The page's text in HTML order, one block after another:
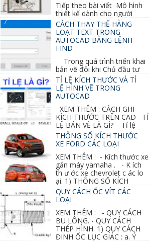
Tiếp theo bài viết Mô hình
thiết kế dành cho người
khuyết tật ở phần 1 chúng ta cùng tìm hiểu
thêm các vấn đề và...
CÁCH THAY THẾ HÀNG
LOẠT TEXT TRONG
AUTOCAD BẰNG LỆNH
FIND
Trong quá trình triển khai
bản vẽ đôi khi Chủ đầu tư
thay đổi thiết kế hoặc do bản vẽ mình ghi chú
sai mục nào đó...
TỈ LỆ KÍCH THƯỚC VÀ TỈ
LỆ HÌNH VẼ TRONG
AUTOCAD
XEM THÊM : CÁCH GHI
KÍCH THƯỚC TRÊN CAD TỈ
LỆ BẢN VẼ LÀ GÌ? Tỉ lệ
của hình vẽ trong bản vẽ thiết kế kiến trúc...
THÔNG SỐ KÍCH THƯỚC
XE FORD CÁC LOẠI
XEM THÊM : - Kích thước xe
gắn máy yamaha . - K ích
th ư ớc xe chevrolet c ác lo
ại. 1) THÔNG SỐ KÍCH
QUY CÁCH ỐC VÍT CÁC
LOẠI
XEM THÊM : - QUY CÁCH
BU LÔNG. - QUY CÁCH
THÉP HÌNH. 1) QUY CÁCH
ĐINH ỐC LỤC GIÁC : a. Ý